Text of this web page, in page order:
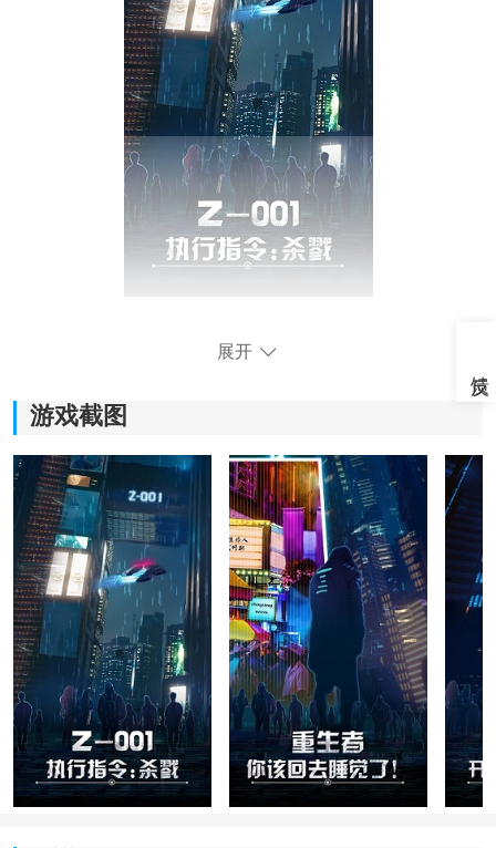
谋略。
2.场景设计的比较科技化，多元化的元素相当的逼真。
3.各种不同的关卡挑战，每个关卡都会有不同的模式。
4.采用了3d的画面感，让玩家身临其境的去感受游戏的精
彩魅力。
展开
游戏截图